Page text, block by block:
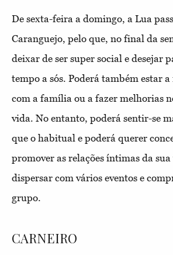
De sexta-feira a domingo, a Lua
Caranguejo, pelo que, no final da
deixar de ser super social e desejar
tempo a sós. Poderá também estar
com a família ou a fazer melhorias
vida. No entanto, poderá sentir-se
que o habitual e poderá querer
promover as relações íntimas da sua
dispersar com vários eventos e
grupo.
CARNEIRO